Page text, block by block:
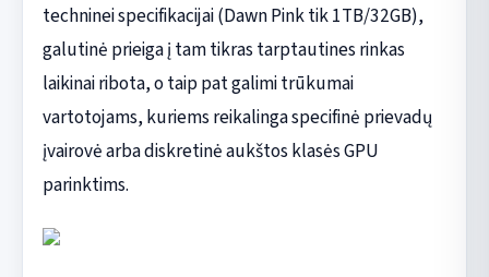
techninei specifikacijai (Dawn Pink tik 1TB/32GB),
galutinė prieiga į tam tikras tarptautines rinkas
laikinai ribota, o taip pat galimi trūkumai
vartotojams, kuriems reikalinga specifinė prievadų
įvairovė arba diskretinė aukštos klasės GPU
parinktims.